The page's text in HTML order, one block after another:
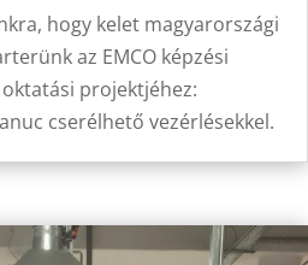
hogy kelet magyarországi
az EMCO képzési
projektjéhez:
cserélhető vezérlésekkel.